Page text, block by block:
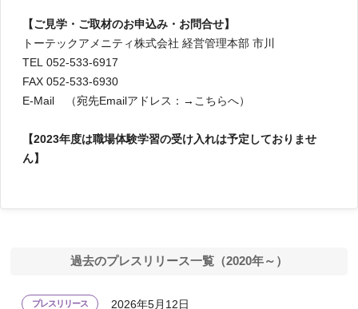
【ご見学・ご取材のお申込み・お問合せ】
トーテックアメニティ株式会社 経営管理本部 市川
TEL 052-533-6917
FAX 052-533-6930
E-Mail （宛先Emailアドレス：→ こちらへ）
【2023年度は職場体験学習の受け入れは予定しておりませ
ん】
過去のプレスリリース一覧（2020年～）
プレスリリース 2026年5月12日